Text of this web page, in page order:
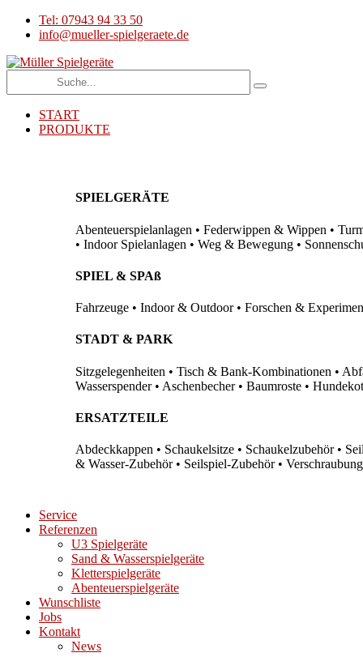
Tel: 07943 94 33 50
info@mueller-spielgeraete.de
START
PRODUKTE
SPIELGERÄTE
Abenteuerspielanlagen • Federwippen & Wippen •
• Indoor Spielanlagen • Weg & Bewegung •
SPIEL & SPAß
Fahrzeuge • Indoor & Outdoor • Forschen &
STADT & PARK
Sitzgelegenheiten • Tisch & Bank-Kombinationen •
Wasserspender • Aschenbecher • Baumroste •
ERSATZTEILE
Abdeckkappen • Schaukelsitze • Schaukelzubehör •
& Wasser-Zubehör • Seilspiel-Zubehör •
Service
Referenzen
U3 Spielgeräte
Sand & Wasserspielgeräte
Kletterspielgeräte
Abenteuerspielgeräte
Wunschliste
Jobs
Kontakt
News